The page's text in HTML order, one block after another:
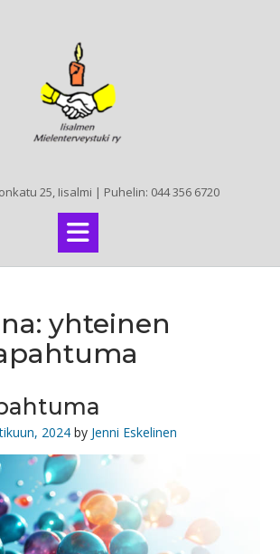
25, Iisalmi | Puhelin: 044 356 6720
yhteinen
2024 by Jenni Eskelinen